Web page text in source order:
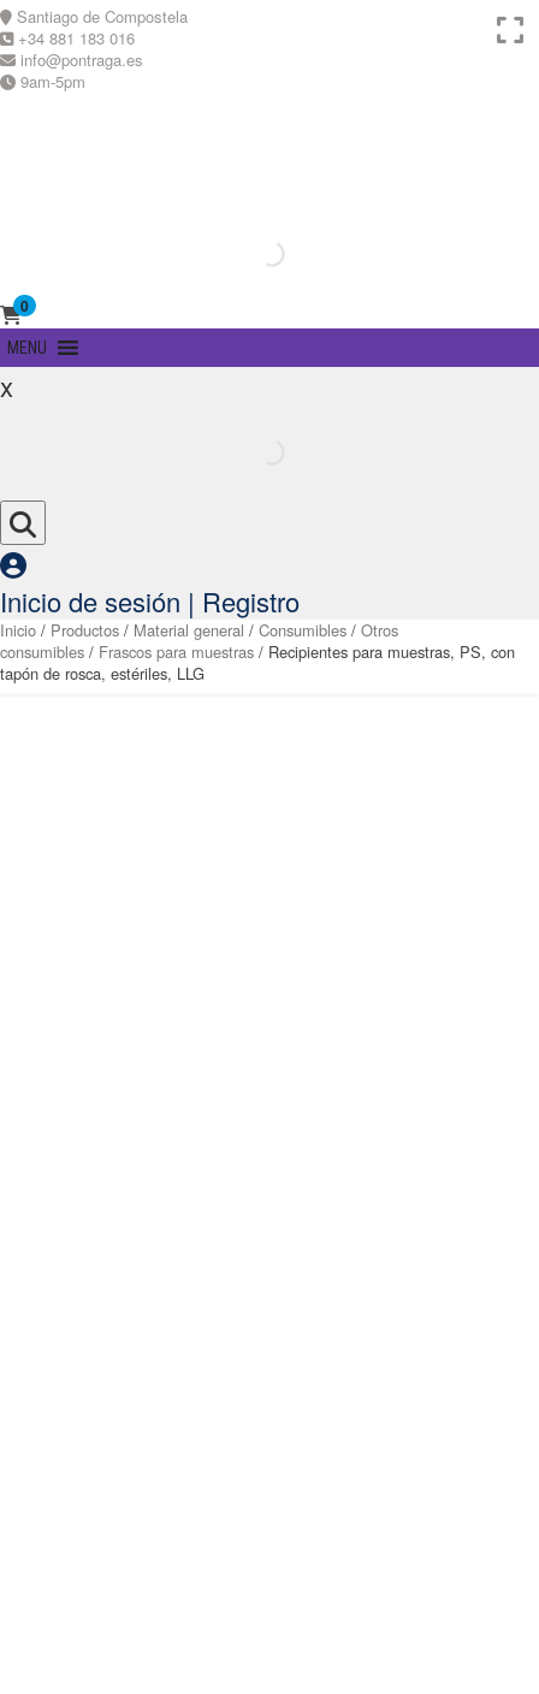
Skip
to
content
Santiago de Compostela
+34 881 183 016
info@pontraga.es
9am-5pm
0
Primary
Menu
MENU
x
Inicio de sesión | Registro
Inicio / Productos / Material general / Consumibles / Otros
consumibles / Frascos para muestras / Recipientes para muestras, PS, con
tapón de rosca, estériles, LLG